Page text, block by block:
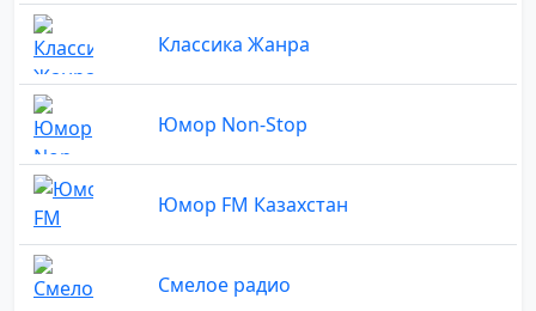
Классика Жанра
Юмор Non-Stop
Юмор FM Казахстан
Смелое радио